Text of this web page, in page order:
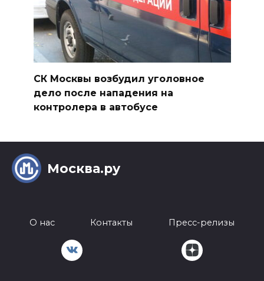
СК Москвы возбудил уголовное
дело после нападения на
контролера в автобусе
Москва.ру
О нас Контакты Пресс-релизы